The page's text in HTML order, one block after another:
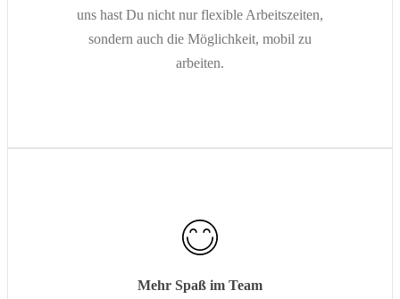
uns hast Du nicht nur flexible Arbeitszeiten,
sondern auch die Möglichkeit, mobil zu
arbeiten.
Mehr Spaß im Team